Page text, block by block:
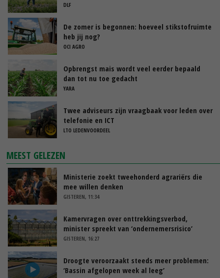
DLF
De zomer is begonnen: hoeveel stikstofruimte
heb jij nog?
OCI AGRO
Opbrengst mais wordt veel eerder bepaald
dan tot nu toe gedacht
YARA
Twee adviseurs zijn vraagbaak voor leden over
telefonie en ICT
LTO LEDENVOORDEEL
MEEST GELEZEN
Ministerie zoekt tweehonderd agrariërs die
mee willen denken
GISTEREN, 11:34
Kamervragen over onttrekkingsverbod,
minister spreekt van ‘ondernemersrisico’
GISTEREN, 16:27
Droogte veroorzaakt steeds meer problemen:
‘Bassin afgelopen week al leeg’